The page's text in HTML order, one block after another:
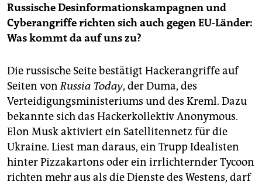
Russische Desinformationskampagnen und
Cyberangriffe richten sich auch gegen EU-Länder:
Was kommt da auf uns zu?
Die russische Seite bestätigt Hackerangriffe auf
Seiten vonRussia Today, der Duma, des
Verteidigungsministeriums und des Kreml. Dazu
bekannte sich das Hackerkollektiv Anonymous.
Elon Musk aktiviert ein Satellitennetz für die
Ukraine. Liest man daraus, ein Trupp Idealisten
hinter Pizzakartons oder ein irrlichternder Tycoon
richten mehr aus als die Dienste des Westens, darf